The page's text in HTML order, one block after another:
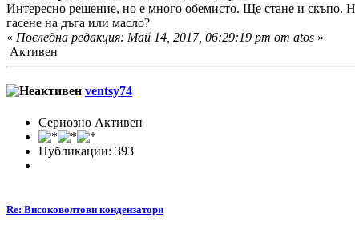
Интересно решение, но е много обемисто. Ще стане и скъпо.
гасене на дъга или масло?
« Последна редакция: Май 14, 2017, 06:29:19 pm от atos »
Активен
ventsy74
Сериозно Активен
Публикации: 393
Re: Високоволтови кондензатори